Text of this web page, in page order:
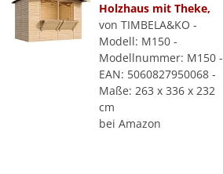
Holzhaus mit Theke,
von TIMBELA&KO -
Modell: M150 -
Modellnummer: M150 -
EAN: 5060827950068 -
Maße: 263 x 336 x 232
cm
bei Amazon